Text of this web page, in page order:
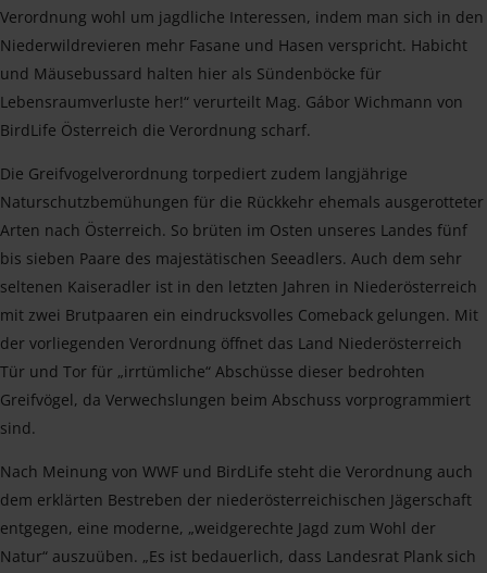
Verordnung wohl um jagdliche Interessen, indem man sich in den
Niederwildrevieren mehr Fasane und Hasen verspricht. Habicht
und Mäusebussard halten hier als Sündenböcke für
Lebensraumverluste her!“ verurteilt Mag. Gábor Wichmann von
BirdLife Österreich die Verordnung scharf.
Die Greifvogelverordnung torpediert zudem langjährige
Naturschutzbemühungen für die Rückkehr ehemals ausgerotteter
Arten nach Österreich. So brüten im Osten unseres Landes fünf
bis sieben Paare des majestätischen Seeadlers. Auch dem sehr
seltenen Kaiseradler ist in den letzten Jahren in Niederösterreich
mit zwei Brutpaaren ein eindrucksvolles Comeback gelungen. Mit
der vorliegenden Verordnung öffnet das Land Niederösterreich
Tür und Tor für „irrtümliche“ Abschüsse dieser bedrohten
Greifvögel, da Verwechslungen beim Abschuss vorprogrammiert
sind.
Nach Meinung von WWF und BirdLife steht die Verordnung auch
dem erklärten Bestreben der niederösterreichischen Jägerschaft
entgegen, eine moderne, „weidgerechte Jagd zum Wohl der
Natur“ auszuüben. „Es ist bedauerlich, dass Landesrat Plank sich